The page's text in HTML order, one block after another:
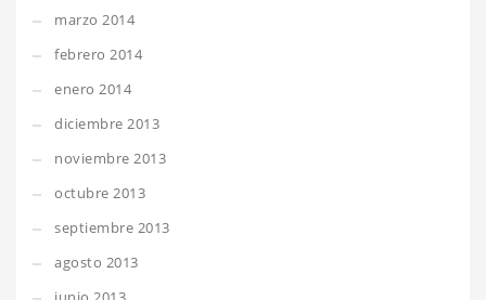
marzo 2014
febrero 2014
enero 2014
diciembre 2013
noviembre 2013
octubre 2013
septiembre 2013
agosto 2013